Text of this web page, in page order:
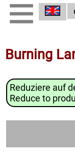
Burning
Reduziere auf
Reduce to